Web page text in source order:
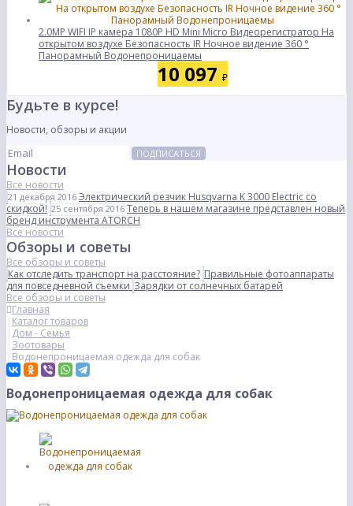
2.0MP WIFI IP камера 1080P HD Mini Micro Видеорегистратор На
открытом воздухе Безопасность IR Ночное видение 360 °
Панорамный Водонепроницаемы
10 097 ₽
Будьте в курсе!
Новости, обзоры и акции
ПОДПИСАТЬСЯ
Новости
Все новости
21 декабря 2016 Электрический резчик Husqvarna K 3000 Electric со
скидкой! 25 сентября 2016 Теперь в нашем магазине представлен новый
бренд инструмента ATORCH
Все новости
Обзоры и советы
Все обзоры и советы
Как отследить транспорт на расстояние? Правильные фотоаппараты
для повседневной съемкиЗарядки от солнечных батарей
Все обзоры и советы
Главная
Каталог товаров
Дом - Семья
Зоотовары
Водонепроницаемая одежда для собак
Водонепроницаемая одежда для собак